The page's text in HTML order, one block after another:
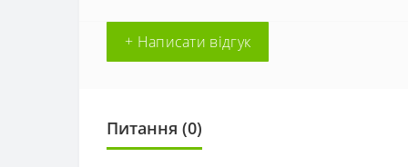
+ Написати відгук
Питання (0)